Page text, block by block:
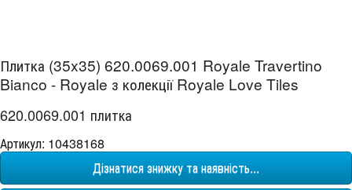
Плитка (35x35) 620.0069.001 Royale Travertino
Bianco - Royale з колекції Royale Love Tiles
620.0069.001 плитка
Артикул: 10438168
Дізнатися знижку та наявність...